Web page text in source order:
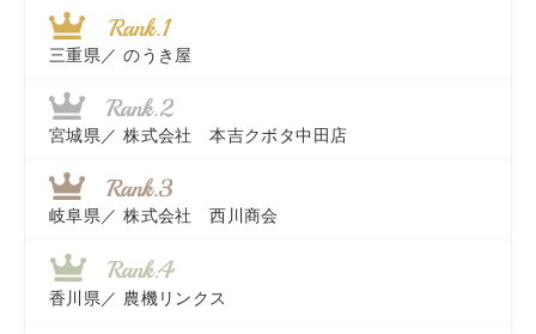
三重県／ のうき屋
宮城県／ 株式会社 本吉クボタ中田店
岐阜県／ 株式会社 西川商会
香川県／ 農機リンクス